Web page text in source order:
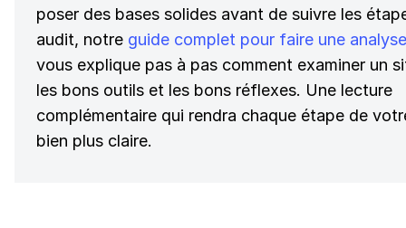
poser des bases solides avant de suivre les
audit, notre guide complet pour faire une
vous explique pas à pas comment examiner un
les bons outils et les bons réflexes. Une lecture
complémentaire qui rendra chaque étape de
bien plus claire.